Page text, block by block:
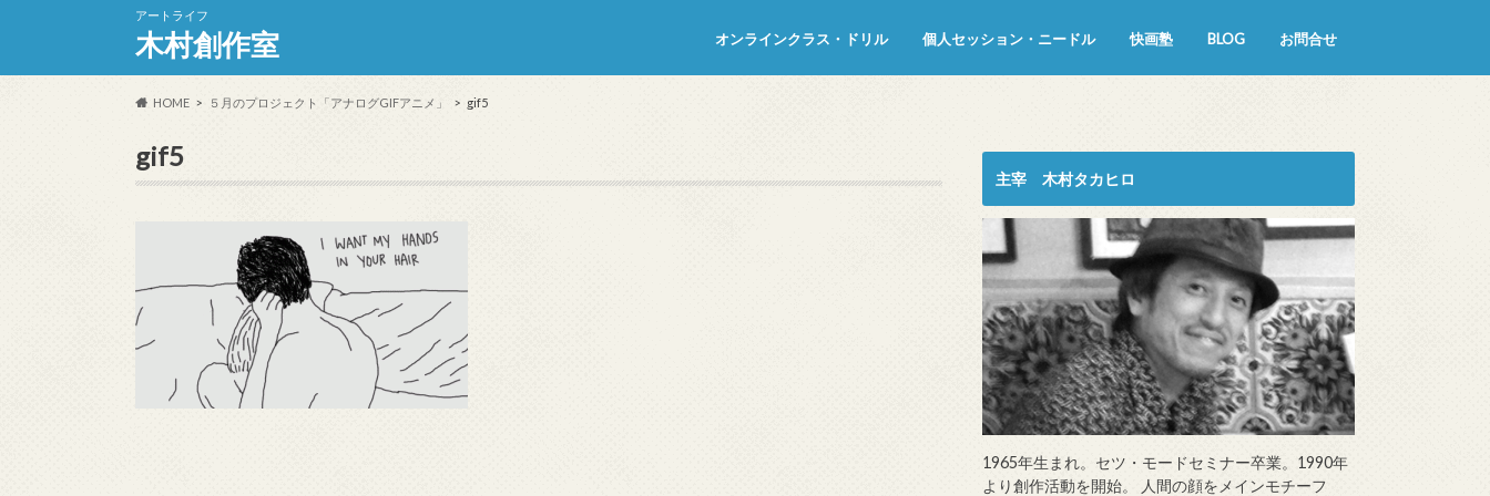
アートライフ
木村創作室 オンラインクラス・ドリル 個人セッション・ニードル 快画塾 BLOG お問合せ
HOME ５月のプロジェクト「アナログGIFアニメ」 gif5
gif5
主宰 木村タカヒロ
1965年生まれ。セツ・モードセミナー卒業。1990年
より創作活動を開始。 人間の顔をメインモチーフ